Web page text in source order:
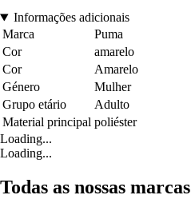
Informações adicionais
Marca
Puma
Cor
amarelo
Cor
Amarelo
Género
Mulher
Grupo etário
Adulto
Material principal poliéster
Loading...
Loading...
Todas as nossas marcas